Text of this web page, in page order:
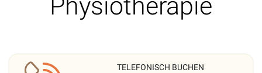
Physiotherapie
TELEFONISCH BUCHEN